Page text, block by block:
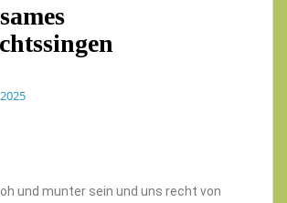
und munter sein und uns recht von